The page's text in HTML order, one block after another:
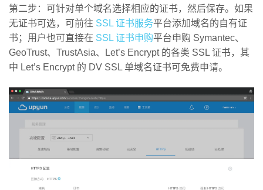
第二步：可针对单个域名选择相应的证书，然后保存。如果
无证书可选，可前往 SSL 证书服务平台添加域名的自有证
书；用户也可直接在 SSL 证书申购平台申购 Symantec、
GeoTrust、TrustAsia、Let’s Encrypt 的各类 SSL 证书，其
中 Let’s Encrypt 的 DV SSL 单域名证书可免费申请。